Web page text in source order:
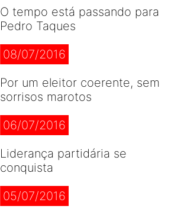
O tempo está passando para
Pedro Taques
08/07/2016
Por um eleitor coerente, sem
sorrisos marotos
06/07/2016
Liderança partidária se
conquista
05/07/2016